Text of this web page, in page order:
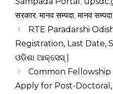
सरकार,मानव सम्पदा,मानव
RTE Paradarshi
Registration, Last Date,
ଓଡିଶା ଆକ୍ସେସ୍ |
Common
Apply for Post-